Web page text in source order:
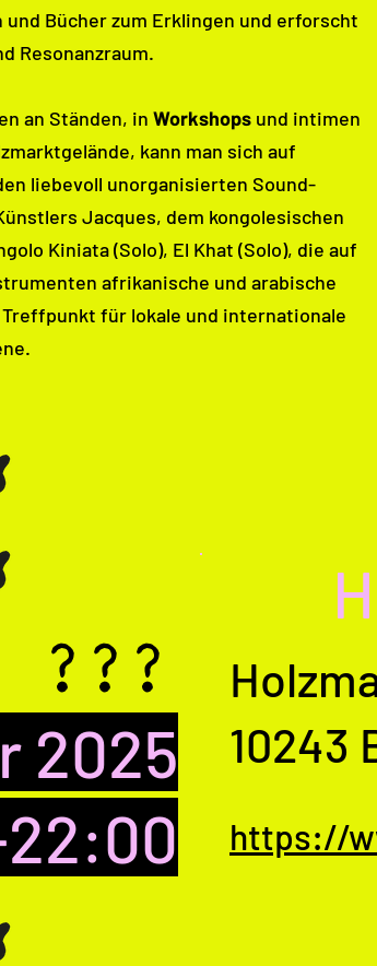
Bücher zum Erklingen und erforscht
Resonanzraum.
an Ständen, in Workshops und intimen
kann man sich auf
liebevoll unorganisierten Sound-
Jacques, dem kongolesischen
Kiniata (Solo), El Khat (Solo), die auf
afrikanische und arabische
für lokale und internationale
???
2025
10243
https://